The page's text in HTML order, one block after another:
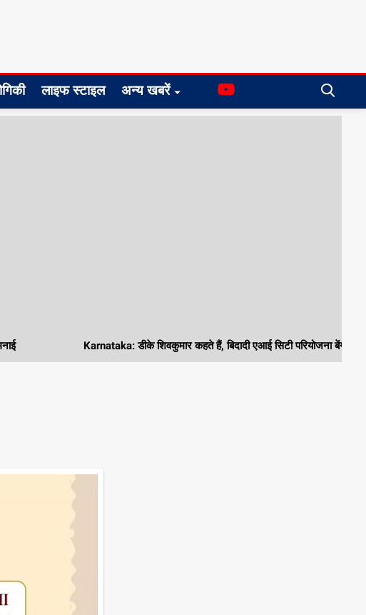
लाइफ स्टाइल अन्य खबरें
Karnataka: डीके शिवकुमार कहते हैं, बिदादी एआई सिटी परियोजना बेंगलुरु के दक्षिण को